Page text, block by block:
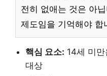
전히 없애는 것은 아
제도임을 기억해야 합
핵심 요소: 14세 미
대상